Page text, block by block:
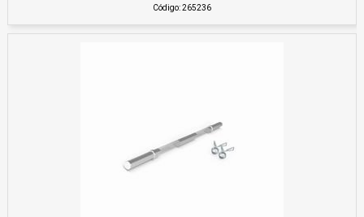
Código: 265236